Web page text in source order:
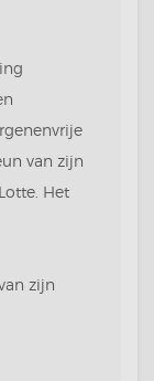
van zijn
Het
zijn